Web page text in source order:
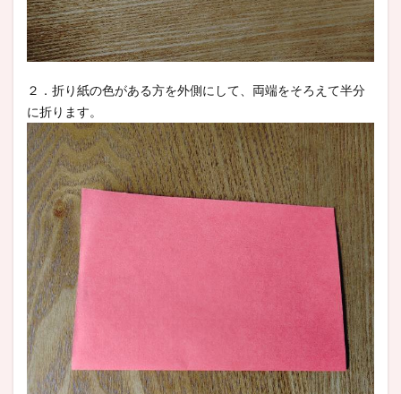
２．折り紙の色がある方を外側にして、両端をそろえて半分
に折ります。